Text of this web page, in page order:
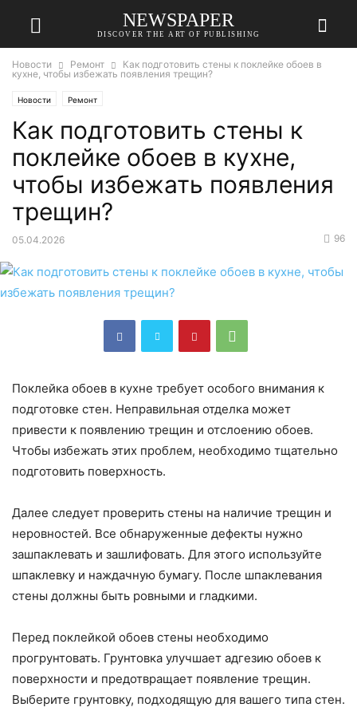
NEWSPAPER
DISCOVER THE ART OF PUBLISHING
Новости Ремонт
Как подготовить стены к поклейке обоев в
кухне, чтобы избежать появления трещин?
Новости Ремонт
Как подготовить стены к
поклейке обоев в кухне,
чтобы избежать появления
трещин?
05.04.2026 96
Поклейка обоев в кухне требует особого внимания к
подготовке стен. Неправильная отделка может
привести к появлению трещин и отслоению обоев.
Чтобы избежать этих проблем, необходимо тщательно
подготовить поверхность.
Далее следует проверить стены на наличие трещин и
неровностей. Все обнаруженные дефекты нужно
зашпаклевать и зашлифовать. Для этого используйте
шпаклевку и наждачную бумагу. После шпаклевания
стены должны быть ровными и гладкими.
Перед поклейкой обоев стены необходимо
прогрунтовать. Грунтовка улучшает адгезию обоев к
поверхности и предотвращает появление трещин.
Выберите грунтовку, подходящую для вашего типа стен.